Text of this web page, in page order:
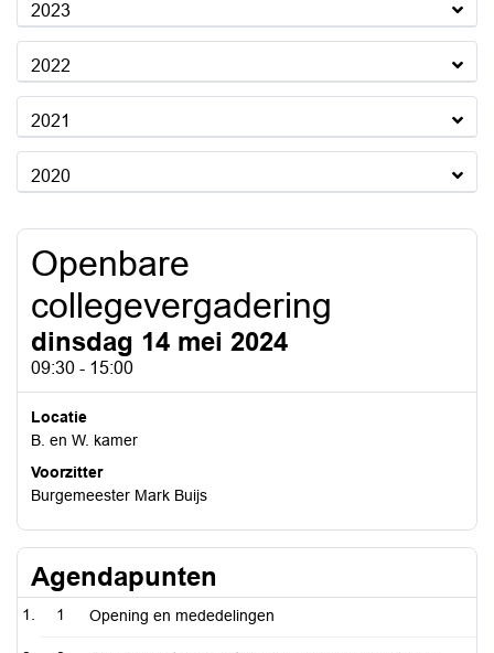
2023
2022
2021
2020
Openbare
collegevergadering
dinsdag 14 mei 2024
09:30 - 15:00
Locatie
B. en W. kamer
Voorzitter
Burgemeester Mark Buijs
Agendapunten
1 Opening en mededelingen